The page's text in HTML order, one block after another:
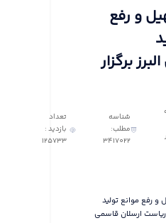
و رفع
برگزار
شناسه
مطلب:
3417022
تعداد
بازدید :
125733
رفع موانع تولید
ریاست ارسلان قاسمی